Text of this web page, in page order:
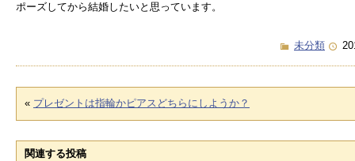
ポーズしてから結婚したいと思っています。
未分類
« プレゼントは指輪かピアスどちらにしようか？
関連する投稿